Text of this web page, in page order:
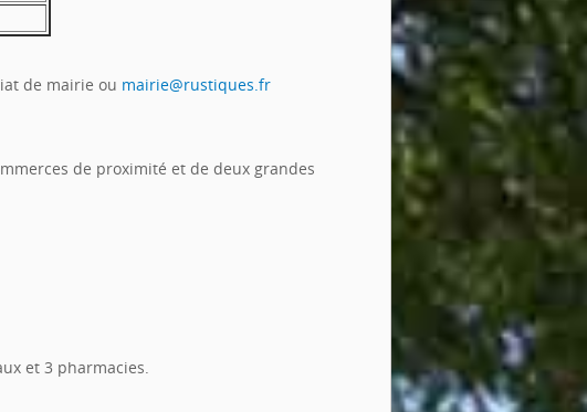
de mairie ou mairie@rustiques.fr
de proximité et de deux grandes
et 3 pharmacies.